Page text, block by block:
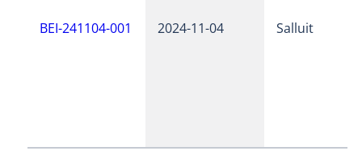
BEI-241104-001 2024-11-04 Salluit